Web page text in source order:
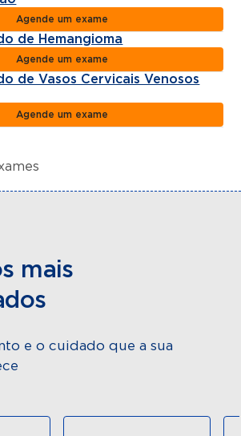
Agende um exame
de Hemangioma
Agende um exame
de Vasos Cervicais Venosos
Agende um exame
mais
e o cuidado que a sua